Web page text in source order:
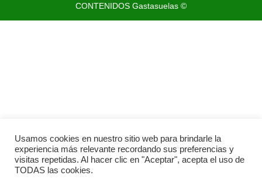
CONTENIDOS Gastasuelas ©
Usamos cookies en nuestro sitio web para brindarle la
experiencia más relevante recordando sus preferencias y
visitas repetidas. Al hacer clic en "Aceptar", acepta el uso de
TODAS las cookies.